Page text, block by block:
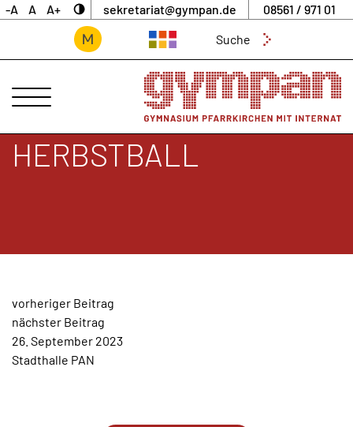
-A A A+ sekretariat@gympan.de
08561 / 971 01
nach:
ANSPRECHPARTNER
SCHULE
INTERNAT
AKTUELLES
&
NEWS
HERBSTBALL
BEITRAGSNAVIGATION
vorheriger Beitrag
nächster Beitrag
26. September 2023
Stadthalle PAN